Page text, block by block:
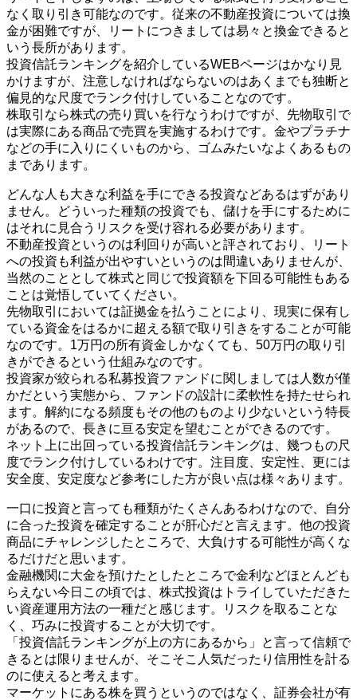
なく取り引き可能なのです。従来の不動産投資については換
金が困難ですが、リートにつきましては易々と換金できると
いう長所があります。
投資信託ランキングを紹介しているWEBページはかなり見
かけますが、注意しなければならないのはあくまでも独断と
偏見的な尺度でランク付けしていることなのです。
株取引なら株式の売り買いを行なうわけですが、先物取引で
は実際にある商品で売買を実施するわけです。金やプラチナ
などの手に入りにくいものから、ゴムみたいなよくあるもの
まであります。
どんな人も大きな利益を手にできる投資などあるはずがあり
ません。どういった種類の投資でも、儲けを手にするために
はそれに見合うリスクを受け容れる必要があります。
不動産投資というのは利回りが高いと評されており、リート
への投資も利益が出やすいというのは間違いありませんが、
当然のこととして株式と同じで投資額を下回る可能性もある
ことは覚悟していてください。
先物取引においては証拠金を払うことにより、現実に保有し
ている資金をはるかに超える額で取り引きをすることが可能
なのです。1万円の所有資金しかなくても、50万円の取り引
きができるという仕組みなのです。
投資家が絞られる私募投資ファンドに関しましては人数が僅
かだという実態から、ファンドの設計に柔軟性を持たせられ
ます。解約になる頻度もその他のものより少ないという特長
があるので、長きに亘る安定を望むことができるのです。
ネット上に出回っている投資信託ランキングは、幾つもの尺
度でランク付けしているわけです。注目度、安定性、更には
安全度、安定度など参考にした方が良い点は様々あります。
一口に投資と言っても種類がたくさんあるわけなので、自分
に合った投資を確定することが肝心だと言えます。他の投資
商品にチャレンジしたところで、大負けする可能性が高くな
るだけだと思います。
金融機関に大金を預けたとしたところで金利などほとんども
らえない今日この頃では、株式投資はトライしていただきた
い資産運用方法の一種だと感じます。リスクを取ることな
く、巧みに投資することが大切です。
「投資信託ランキングが上の方にあるから」と言って信頼で
きるとは限りませんが、そこそこ人気だったり信用性を計る
のに使えると考えます。
マーケットにある株を買うというのではなく、証券会社が有